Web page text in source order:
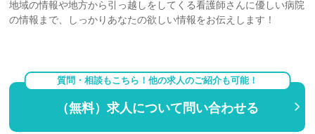
地域の情報や地方から引っ越しをしてくる看護師さんに優しい病院
の情報まで、しっかりあなたの欲しい情報をお伝えします！
質問・相談もこちら！他の求人のご紹介も可能！
（無料）求人について問い合わせる